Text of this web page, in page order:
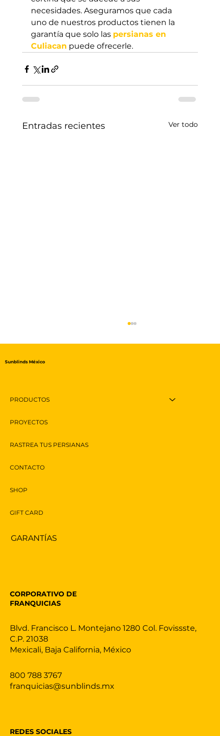
necesidades. Aseguramos que cada
uno de nuestros productos tienen la
garantía que solo las persianas en
Culiacan puede ofrecerle.
Entradas recientes Ver todo
Funcionalidad en un Solo Click
PRODUCTOS
PROYECTOS
RASTREA TUS PERSIANAS
CONTACTO
SHOP
GIFT CARD
Sunblinds México
GARANTÍAS
800 788 3767
franquicias@sunblinds.mx
Blvd. Francisco L. Montejano 1280 Col. Fovissste,
C.P. 21038
Mexicali, Baja California, México
CORPORATIVO DE
FRANQUICIAS
REDES SOCIALES